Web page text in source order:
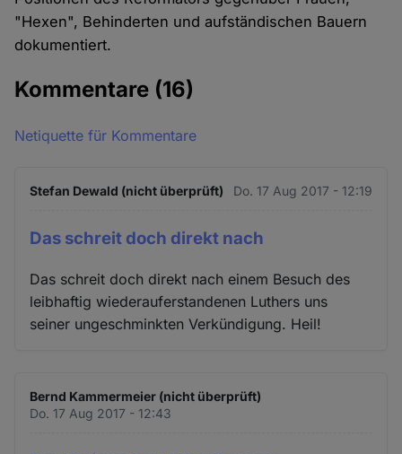
"Hexen", Behinderten und aufständischen Bauern
dokumentiert.
Kommentare (16)
Netiquette für Kommentare
Stefan Dewald (nicht überprüft) Do. 17 Aug 2017 - 12:19
Das schreit doch direkt nach
Das schreit doch direkt nach einem Besuch des
leibhaftig wiederauferstandenen Luthers uns
seiner ungeschminkten Verkündigung. Heil!
Bernd Kammermeier (nicht überprüft)
Do. 17 Aug 2017 - 12:43